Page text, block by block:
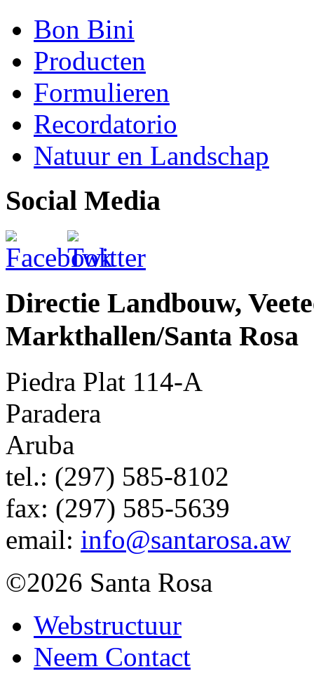
Bon Bini
Producten
Formulieren
Recordatorio
Natuur en Landschap
Social Media
Directie Landbouw,
Markthallen/Santa Rosa
Piedra Plat 114-A
Paradera
Aruba
tel.: (297) 585-8102
fax: (297) 585-5639
email: info@santarosa.aw
©2026 Santa Rosa
Webstructuur
Neem Contact